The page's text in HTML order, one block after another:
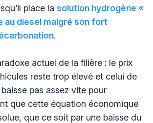
place la solution hydrogène «
au diesel malgré son fort
.
actuel de la filière : le prix
reste trop élevé et celui de
pas assez vite pour
que cette équation économique
que ce soit par une baisse du